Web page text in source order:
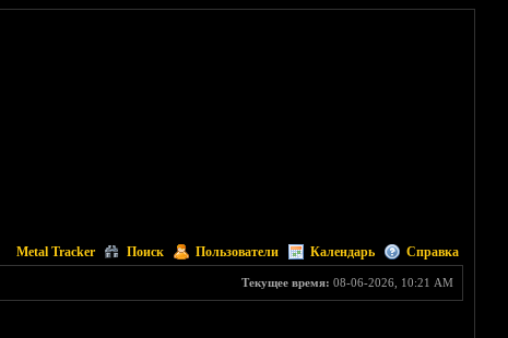
Metal Tracker Поиск Пользователи Календарь Справка
Текущее время: 08-06-2026, 10:21 AM